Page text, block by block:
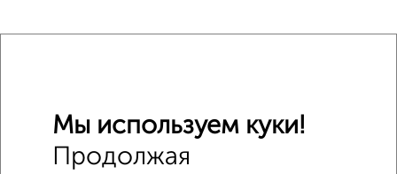
Мы используем куки!
Продолжая